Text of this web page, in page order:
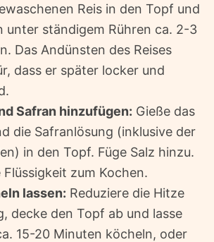
Reis in den Topf und
unter ständigem Rühren ca. 2-3
Das Andünsten des Reises
dass er später locker und
Safran hinzufügen: Gieße das
die Safranlösung (inklusive der
in den Topf. Füge Salz hinzu.
Flüssigkeit zum Kochen.
lassen: Reduziere die Hitze
decke den Topf ab und lasse
15-20 Minuten köcheln, oder